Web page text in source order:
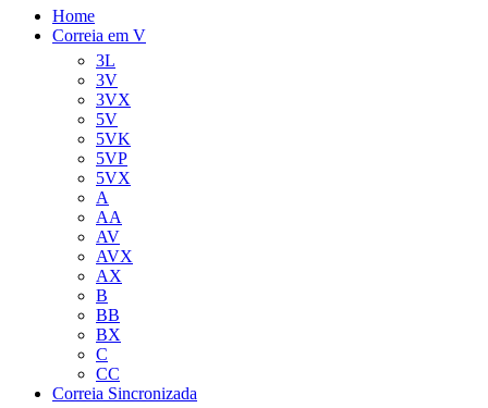
Home
Correia em V
3L
3V
3VX
5V
5VK
5VP
5VX
A
AA
AV
AVX
AX
B
BB
BX
C
CC
Correia Sincronizada